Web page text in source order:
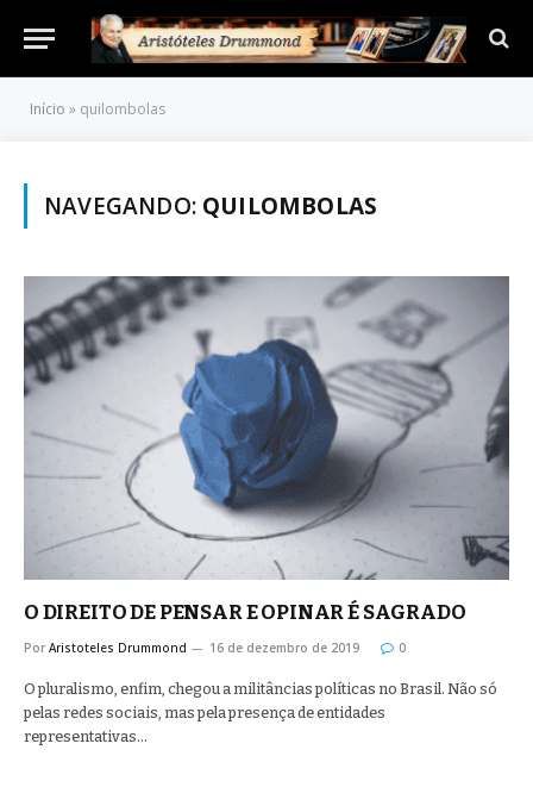
Início » quilombolas
NAVEGANDO: QUILOMBOLAS
O DIREITO DE PENSAR E OPINAR É SAGRADO
Por Aristoteles Drummond 16 de dezembro de 2019 0
O pluralismo, enfim, chegou a militâncias políticas no Brasil. Não só
pelas redes sociais, mas pela presença de entidades
representativas…